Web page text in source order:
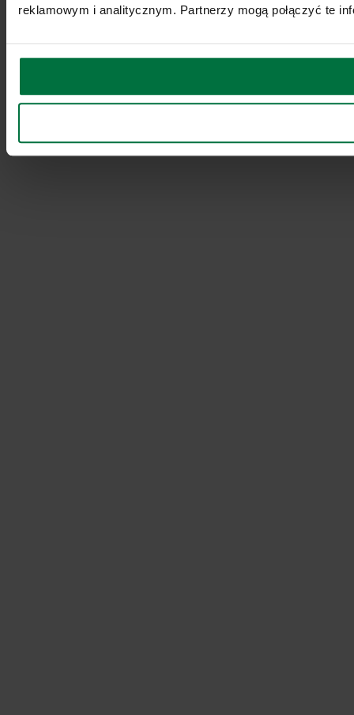
reklamowym i analitycznym. Partnerzy mogą połączyć te